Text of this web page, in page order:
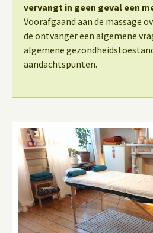
vervangt in geen geval een
Voorafgaand aan de massage
de ontvanger een algemene
algemene
aandachtspunten.